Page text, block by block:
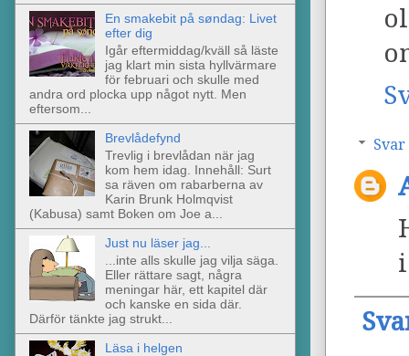
Svar
En smakebit på søndag: Livet
efter dig
Igår eftermiddag/kväll så läste
jag klart min sista hyllvärmare
för februari och skulle med
andra ord plocka upp något nytt. Men
eftersom...
Brevlådefynd
Trevlig i brevlådan när jag
kom hem idag. Innehåll: Surt
sa räven om rabarberna av
Karin Brunk Holmqvist
(Kabusa) samt Boken om Joe a...
Just nu läser jag...
...inte alls skulle jag vilja säga.
Eller rättare sagt, några
meningar här, ett kapitel där
och kanske en sida där.
Därför tänkte jag strukt...
Läsa i helgen